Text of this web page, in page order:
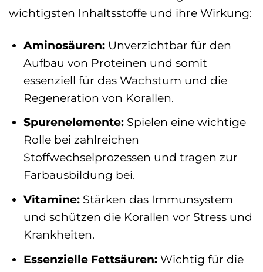
wichtigsten Inhaltsstoffe und ihre Wirkung:
Aminosäuren:Unverzichtbar für den
Aufbau von Proteinen und somit
essenziell für das Wachstum und die
Regeneration von Korallen.
Spurenelemente:Spielen eine wichtige
Rolle bei zahlreichen
Stoffwechselprozessen und tragen zur
Farbausbildung bei.
Vitamine:Stärken das Immunsystem
und schützen die Korallen vor Stress und
Krankheiten.
Essenzielle Fettsäuren:Wichtig für die